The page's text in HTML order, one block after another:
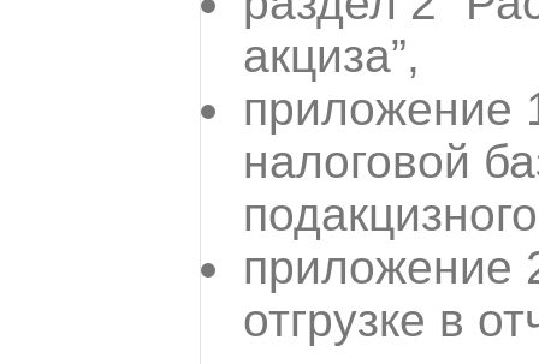
акциза”,
приложение
налоговой
приложение
отгрузке в